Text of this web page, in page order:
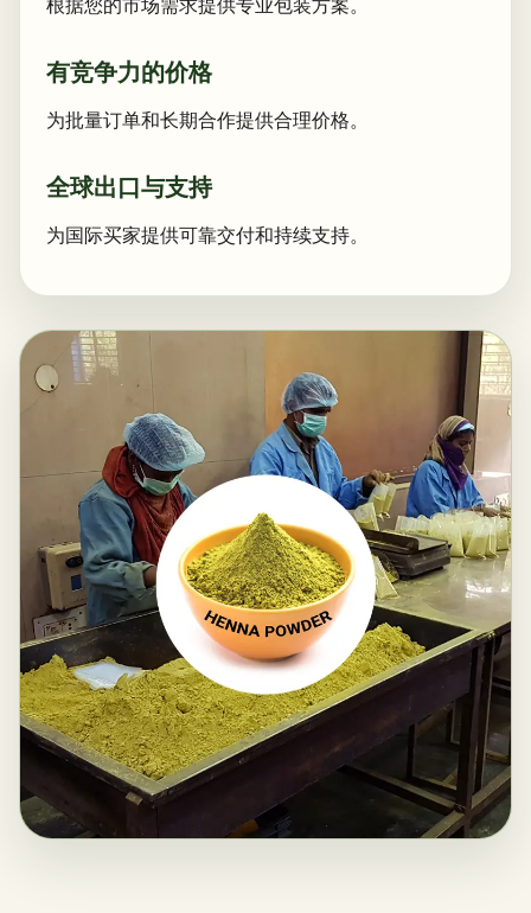
有竞争力的价格
为批量订单和长期合作提供合理价格。
全球出口与支持
为国际买家提供可靠交付和持续支持。